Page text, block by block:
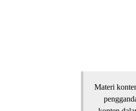
Materi